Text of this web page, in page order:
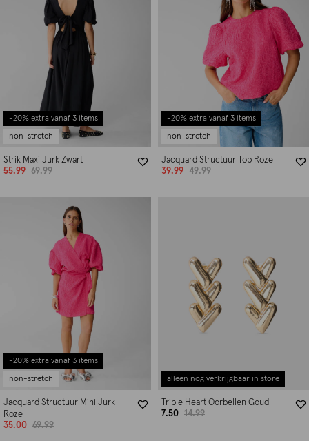
-20% extra vanaf 3 items
non-stretch
Strik Maxi Jurk Zwart
55.99
69.99
-20% extra vanaf 3 items
non-stretch
Jacquard Structuur Top Roze
39.99
49.99
-20% extra vanaf 3 items
non-stretch
Jacquard Structuur Mini Jurk
Roze
35.00
69.99
alleen nog verkrijgbaar in store
Triple Heart Oorbellen Goud
7.50
14.99